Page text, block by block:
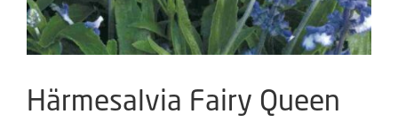
Härmesalvia Fairy Queen